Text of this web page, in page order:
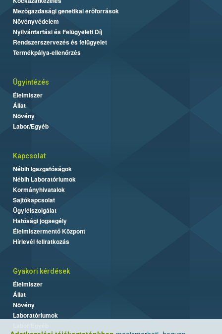
Mezőgazdasági genetikai erőforrások
Növényvédelem
Nyilvántartási és Felügyeleti Díj
Rendszerszervezés és felügyelet
Termékpálya-ellenőrzés
Ügyintézés
Élelmiszer
Állat
Növény
Labor/Egyéb
Kapcsolat
Nébih Igazgatóságok
Nébih Laboratóriumok
Kormányhivatalok
Sajtókapcsolat
Ügyfélszolgálat
Hatósági jogsegély
Élelmiszermentő Központ
Hírlevél feliratkozás
Gyakori kérdések
Élelmiszer
Állat
Növény
Laboratóriumok